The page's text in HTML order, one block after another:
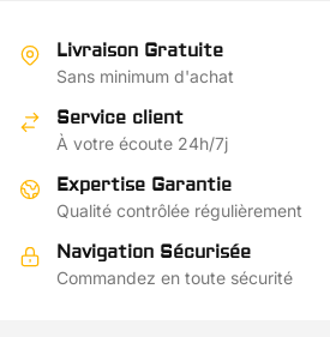
Les
options
peuvent
être
sur
la
page
du
Livraison Gratuite
Sans minimum d'achat
Service client
À votre écoute 24h/7j
Expertise Garantie
Qualité contrôlée régulièrement
Navigation Sécurisée
Commandez en toute sécurité